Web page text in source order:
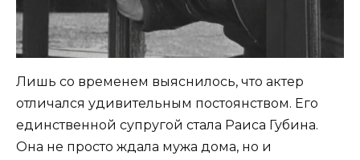
Лишь со временем выяснилось, что актер
отличался удивительным постоянством. Его
единственной супругой стала Раиса Губина.
Она не просто ждала мужа дома, но и